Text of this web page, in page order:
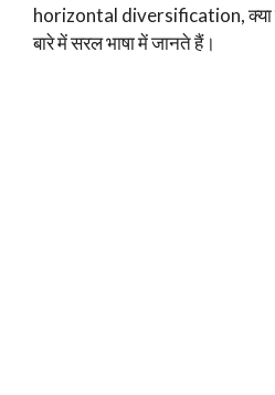
horizontal diversification, क्या
बारे में सरल भाषा में जानते हैं।